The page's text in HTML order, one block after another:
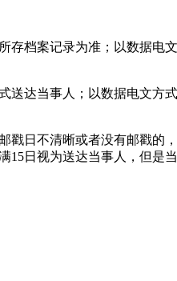
档案记录为准；以数据电
达当事人；以数据电文方
日不清晰或者没有邮戳的
日视为送达当事人，但是